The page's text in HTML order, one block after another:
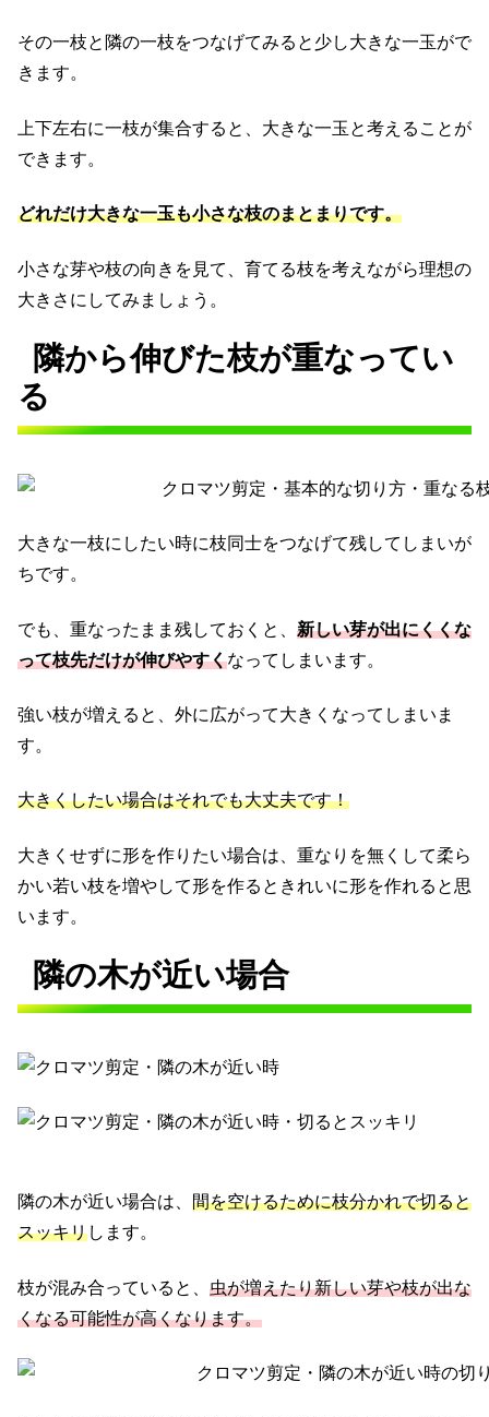
その一枝と隣の一枝をつなげてみると少し大きな一玉がで
きます。
上下左右に一枝が集合すると、大きな一玉と考えることが
できます。
どれだけ大きな一玉も小さな枝のまとまりです。
小さな芽や枝の向きを見て、育てる枝を考えながら理想の
大きさにしてみましょう。
隣から伸びた枝が重なってい
る
大きな一枝にしたい時に枝同士をつなげて残してしまいが
ちです。
でも、重なったまま残しておくと、 新しい芽が出にくくな
って枝先だけが伸びやすくなってしまいます。
強い枝が増えると、外に広がって大きくなってしまいま
す。
大きくしたい場合はそれでも大丈夫です！
大きくせずに形を作りたい場合は、重なりを無くして柔ら
かい若い枝を増やして形を作るときれいに形を作れると思
います。
隣の木が近い場合
隣の木が近い場合は、 間を空けるために枝分かれで切ると
スッキリします。
枝が混み合っていると、 虫が増えたり新しい芽や枝が出な
くなる可能性が高くなります。